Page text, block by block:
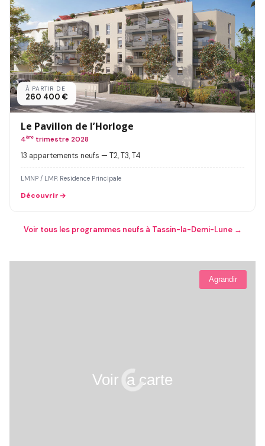
À PARTIR DE
260 400 €
Le Pavillon de l’Horloge
4ème trimestre 2028
13 appartements neufs — T2, T3, T4
LMNP / LMP, Residence Principale
Découvrir
Voir tous les programmes neufs à Tassin-la-Demi-Lune →
Voir la carte
Agrandir